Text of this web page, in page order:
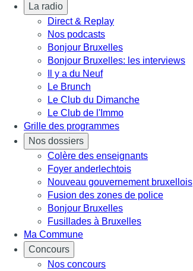
La radio
Direct & Replay
Nos podcasts
Bonjour Bruxelles
Bonjour Bruxelles: les interviews
Il y a du Neuf
Le Brunch
Le Club du Dimanche
Le Club de l'Immo
Grille des programmes
Nos dossiers
Colère des enseignants
Foyer anderlechtois
Nouveau gouvernement bruxellois
Fusion des zones de police
Bonjour Bruxelles
Fusillades à Bruxelles
Ma Commune
Concours
Nos concours